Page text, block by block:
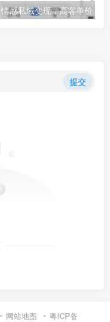
提交
网站地图
粤ICP备